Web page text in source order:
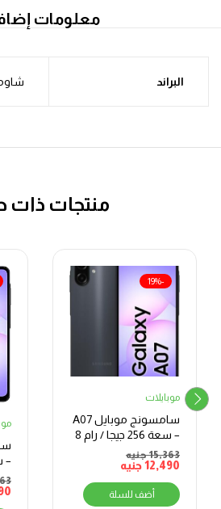
معلومات
البراند
منتجات ذات
-19%
موبايلات
سامسونج موبايل A07
– سعة 256 جيجا / رام 8
جيجا – شاشة 6.7 بوصة
15,363جنيه
12,490جنيه
أضف للسلة